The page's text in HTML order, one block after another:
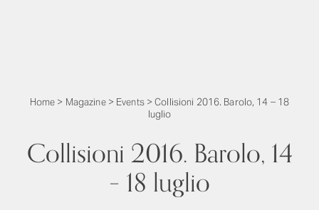
Home > Magazine> Events>Collisioni 2016. Barolo, 14 – 18
luglio
Collisioni 2016. Barolo, 14
– 18 luglio